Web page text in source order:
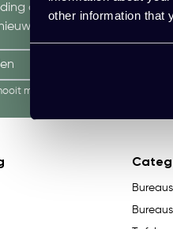
other information that
of actie.
met iemand anders delen.
Bureaus